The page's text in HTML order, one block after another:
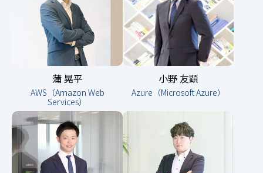
蒲 晃平
AWS（Amazon Web
Services）
小野 友顕
Azure（Microsoft Azure）